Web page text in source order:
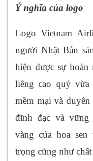
Ý nghĩa của logo
Logo Vietnam
người Nhật Bản
hiện được sự hoàn
liêng cao quý vừa
mềm mại và
đĩnh đạc và vững
vàng của hoa sen
trọng cũng như